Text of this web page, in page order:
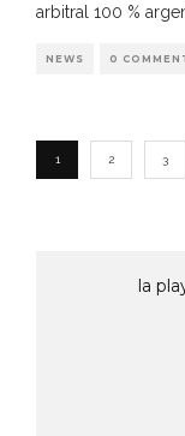
arbitral 100 %
NEWS 0
1 2 3
la